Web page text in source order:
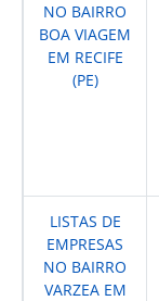
NO BAIRRO
BOA VIAGEM
EM RECIFE
(PE)
LISTAS DE
EMPRESAS
NO BAIRRO
VARZEA EM